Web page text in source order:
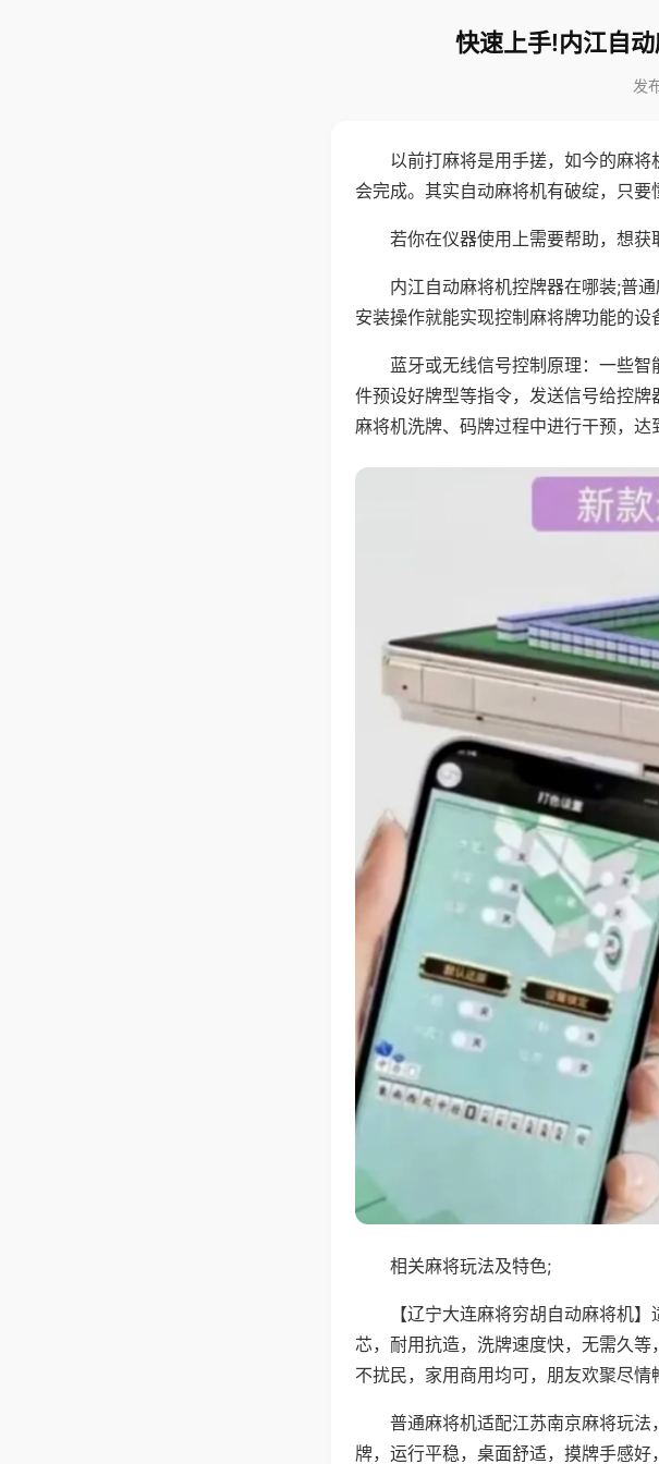
快速上手!内江自
发
以前打麻将是用手搓，如今的麻
会完成。其实自动麻将机有破绽，只要
若你在仪器使用上需要帮助，想
内江自动麻将机控牌器在哪装;普
安装操作就能实现控制麻将牌功能的设
蓝牙或无线信号控制原理：一些
件预设好牌型等指令，发送信号给控
麻将机洗牌、码牌过程中进行干预，达
相关麻将玩法及特色;
【辽宁大连麻将穷胡自动麻将机
芯，耐用抗造，洗牌速度快，无需久
不扰民，家用商用均可，朋友欢聚尽情
普通麻将机适配江苏南京麻将玩
牌，运行平稳，桌面舒适，摸牌手感